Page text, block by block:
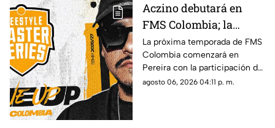
Aczino debutará en
FMS Colombia; la
nueva temporada
arrancará el 23 de
agosto
La próxima temporada de FMS
Colombia comenzará en
Pereira con la participación del
mexicano Aczino y el regreso
agosto 06, 2026 04:11 p. m.